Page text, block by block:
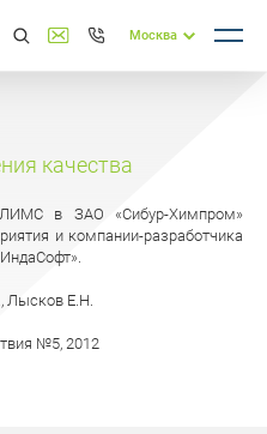
Москва
качества
в ЗАО «Сибур-Химпром»
и компании-разработчика
Лысков Е.Н.
№5, 2012